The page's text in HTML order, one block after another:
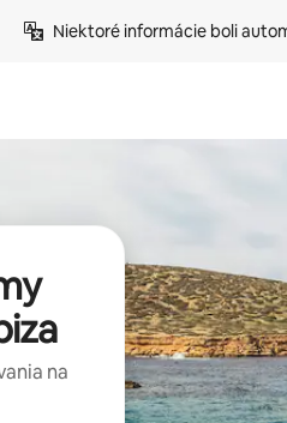
Niektoré informácie boli
na